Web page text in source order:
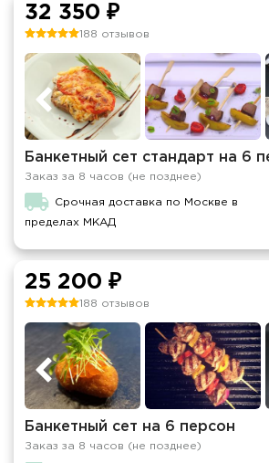
32 350 ₽
188 отзывов
Банкетный сет стандарт на 6
Заказ за 8 часов (не позднее)
Срочная доставка по Москве в
пределах МКАД
25 200 ₽
188 отзывов
Банкетный сет на 6 персон
Заказ за 8 часов (не позднее)